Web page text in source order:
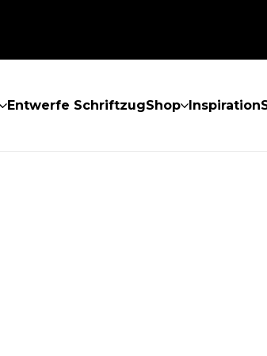
Entwerfe SchriftzugShop Inspiration